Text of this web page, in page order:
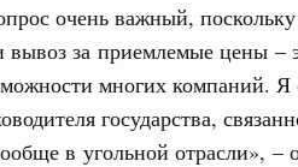
очень важный,
вывоз за приемлемые цены –
многих компаний.
государства,
в угольной отрасли»,
информационных технологий
дал поручения по
индустрия